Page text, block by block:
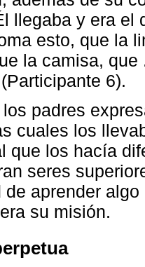
llegaba y era el
esto, que la
la camisa,
6).
padres
cuales los
que los hacía
seres
de aprender
su misión.